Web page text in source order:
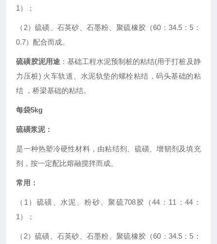
1）；
（2）硫磺、石英砂、石墨粉、聚硫橡胶（60：34.5：5：
0.7）配合而成。
硫磺胶泥用途： 基础工程水泥预制桩的粘结(用于打桩及静
力压桩) 火车轨道、水泥轨垫的螺栓粘结，码头基础的粘
结 ，桥梁基础的粘结。
每袋5kg
硫磺浆泥：
是一种热塑冷硬性材料，由粘结剂、硫磺、增韧剂及填充
剂，按一定配比熔融搅拌而成。
常用：
（1）硫磺、水泥、粉砂、聚硫708胶（44：11：44：
1）；
（2）硫磺、石英砂、石墨粉、聚硫橡胶（60：34.5：5：